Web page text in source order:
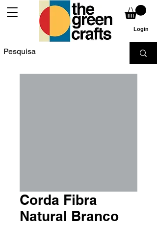
Login
Corda Fibra
Natural Branco